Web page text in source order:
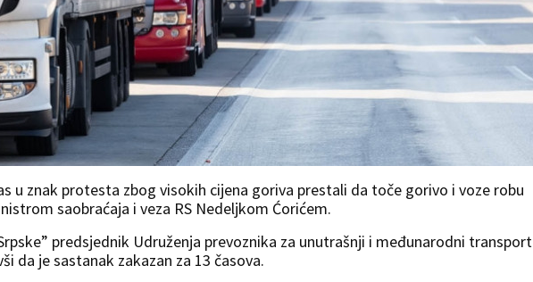
u znak protesta zbog visokih cijena goriva prestali da toče gorivo i voze robu
saobraćaja i veza RS Nedeljkom Ćorićem.
predsjednik Udruženja prevoznika za unutrašnji i međunarodni transport
da je sastanak zakazan za 13 časova.